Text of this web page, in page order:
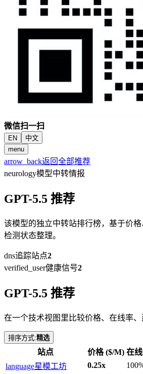
微信扫一扫
EN
中文
menu
arrow_back返回全部推荐
neurology模型中转情报
GPT-5.5 推荐
该模型的独立中转站排行榜，基于价
检测状态整理。
dns追踪站点2
verified_user健康信号2
GPT-5.5 推荐
在一个技术视图里比较价格、在线率、
排序方式:精选
站点 价格 ($/M) 在
language星模工坊 0.25x